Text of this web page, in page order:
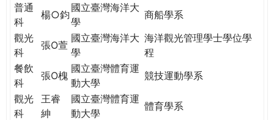
普通
科
楊○鈞
國立臺灣海洋大
學
商船學系
觀光
科
張O萱
國立臺灣海洋大
學
海洋觀光管理學士學位學
程
餐飲
科
張O槐
國立臺灣體育運
動大學
競技運動學系
觀光
科
王睿
紳
國立臺灣體育運
動大學
體育學系